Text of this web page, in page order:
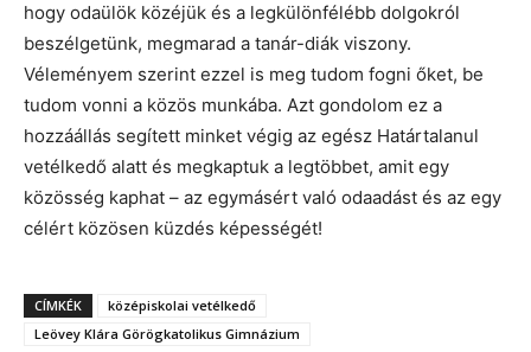
hogy odaülök közéjük és a legkülönfélébb dolgokról
beszélgetünk, megmarad a tanár-diák viszony.
Véleményem szerint ezzel is meg tudom fogni őket, be
tudom vonni a közös munkába. Azt gondolom ez a
hozzáállás segített minket végig az egész Határtalanul
vetélkedő alatt és megkaptuk a legtöbbet, amit egy
közösség kaphat – az egymásért való odaadást és az egy
célért közösen küzdés képességét!
CÍMKÉK
középiskolai vetélkedő
Leövey Klára Görögkatolikus Gimnázium